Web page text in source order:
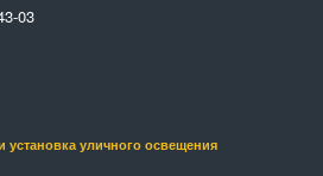
03
установка уличного освещения